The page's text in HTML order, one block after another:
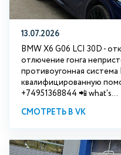
13.07.2026
BMW X6 G06 LCI 30D -
отлючение гонга
противоугонная
квалифицированную
+74951368844 📲 what's...
СМОТРЕТЬ В VK